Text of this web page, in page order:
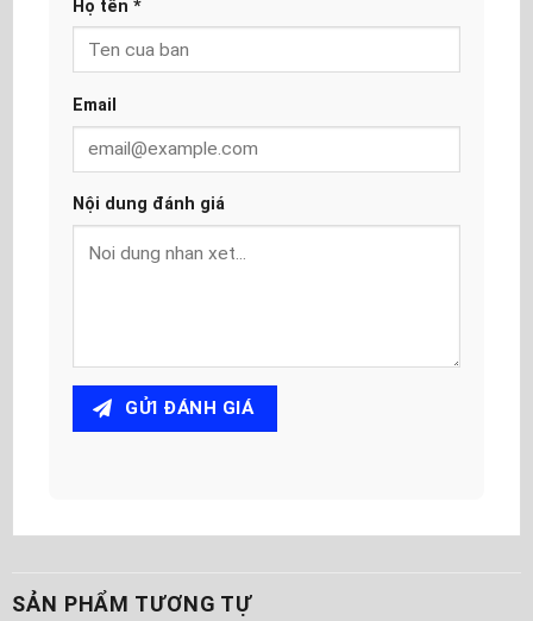
Họ tên *
Email
Nội dung đánh giá
GỬI ĐÁNH GIÁ
SẢN PHẨM TƯƠNG TỰ